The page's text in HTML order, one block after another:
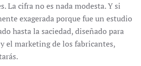
La cifra no es nada modesta. Y si
exagerada porque fue un estudio
hasta la saciedad, diseñado para
el marketing de los fabricantes,